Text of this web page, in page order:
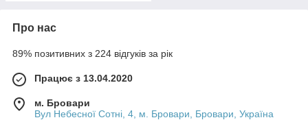
Про нас
89% позитивних з 224 відгуків за рік
Працює з 13.04.2020
м. Бровари
Вул Небесної Сотні, 4, м. Бровари, Бровари, Україна